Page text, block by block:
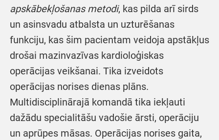
apskābekļošanas metodi, kas pilda arī sirds
un asinsvadu atbalsta un uzturēšanas
funkciju, kas šim pacientam veidoja apstākļus
drošai mazinvazīvas kardioloģiskas
operācijas veikšanai. Tika izveidots
operācijas norises dienas plāns.
Multidisciplinārajā komandā tika iekļauti
dažādu specialitāšu vadošie ārsti, operāciju
un aprūpes māsas. Operācijas norises gaita,